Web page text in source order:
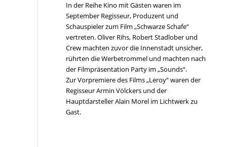
In der Reihe Kino mit Gästen waren im
September Regisseur, Produzent und
Schauspieler zum Film „Schwarze Schafe“
vertreten. Oliver Rihs, Robert Stadlober und
Crew machten zuvor die Innenstadt unsicher,
rührten die Werbetrommel und machten nach
der Filmpräsentation Party im „Sounds“.
Zur Vorpremiere des Films „Leroy“ waren der
Regisseur Armin Völckers und der
Hauptdarsteller Alain Morel im Lichtwerk zu
Gast.